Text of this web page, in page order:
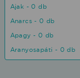
Ajak - 0 db
Anarcs - 0 db
Apagy - 0 db
Aranyosapáti - 0 db